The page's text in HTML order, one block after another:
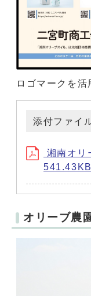
ロゴマークを
添付ファイ
湘南オリ
オリーブ農